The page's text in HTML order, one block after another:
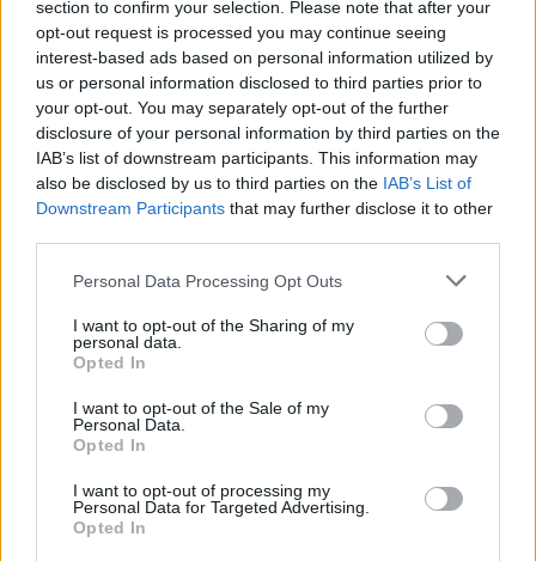
section to confirm your selection. Please note that after your
opt-out request is processed you may continue seeing
interest-based ads based on personal information utilized by
us or personal information disclosed to third parties prior to
your opt-out. You may separately opt-out of the further
disclosure of your personal information by third parties on the
IAB’s list of downstream participants. This information may
also be disclosed by us to third parties on the IAB’s List of
Downstream Participants that may further disclose it to other
Please note that this website/app uses one or more Google
not limited to your visit or usage behaviour. You may click to
grant or deny consent to Google and its third-party tags to
use your data for below specified purposes in below Google
consent section.
Personal Data Processing Opt Outs
I want to opt-out of the Sharing of my
personal data.
Opted In
I want to opt-out of the Sale of my
Personal Data.
Opted In
I want to opt-out of processing my
Personal Data for Targeted Advertising.
Opted In
Οφέλη, παρενέργειες και τι σημαίνει αυτό για
τους ασθενείς
Οι συμμετέχοντες κατηγοριοποιήθηκαν με βάση
τον εκτιμώμενο δεκαετή καρδιαγγειακό τους
κίνδυνο: από χαμηλό έως πολύ υψηλό. Το
ενδιαφέρον στοιχείο ήταν ότι τα οφέλη της
στατίνης δεν περιορίστηκαν στους ασθενείς
υψηλού κινδύνου. Ακόμη και στην ομάδα με
χαμηλή πιθανότητα καρδιαγγειακού επεισοδίου
μέσα στα επόμενα 10 χρόνια, η χορήγηση στατίνης
συνδέθηκε με μετρήσιμη μείωση τόσο της
συνολικής θνησιμότητας όσο και των σοβαρών
καρδιαγγειακών συμβάντων.
Πρακτικά, αυτό σημαίνει ότι σε βάθος δεκαετίας
λιγότεροι άνθρωποι πέθαναν ή υπέστησαν